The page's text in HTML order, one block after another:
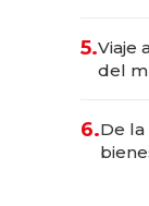
5.Viaje
del
6.De